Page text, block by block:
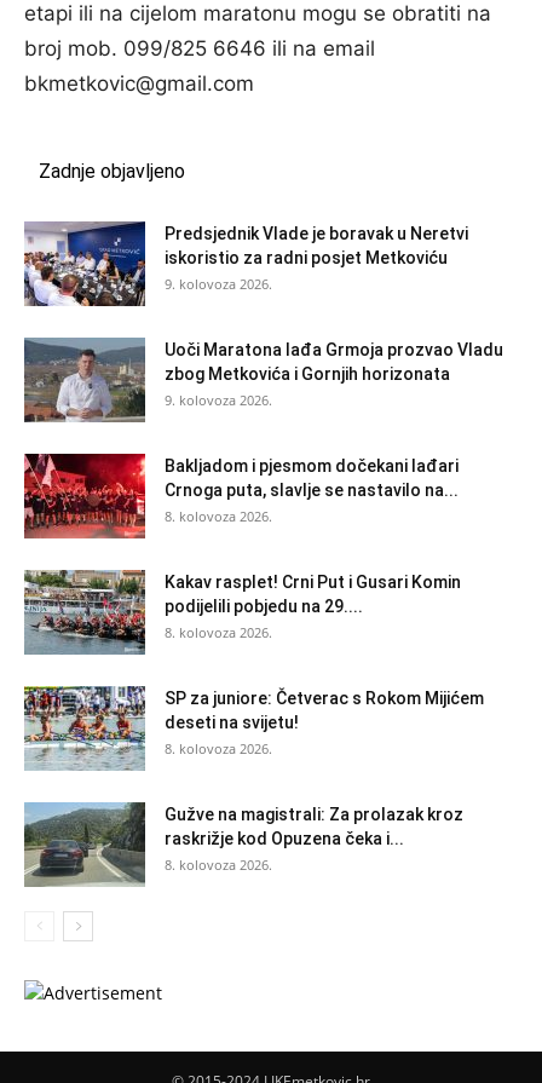
etapi ili na cijelom maratonu mogu se obratiti na
broj mob. 099/825 6646 ili na email
bkmetkovic@gmail.com
Zadnje objavljeno
Predsjednik Vlade je boravak u Neretvi
iskoristio za radni posjet Metkoviću
9. kolovoza 2026.
Uoči Maratona lađa Grmoja prozvao Vladu
zbog Metkovića i Gornjih horizonata
9. kolovoza 2026.
Bakljadom i pjesmom dočekani lađari
Crnoga puta, slavlje se nastavilo na...
8. kolovoza 2026.
Kakav rasplet! Crni Put i Gusari Komin
podijelili pobjedu na 29....
8. kolovoza 2026.
SP za juniore: Četverac s Rokom Mijićem
deseti na svijetu!
8. kolovoza 2026.
Gužve na magistrali: Za prolazak kroz
raskrižje kod Opuzena čeka i...
8. kolovoza 2026.